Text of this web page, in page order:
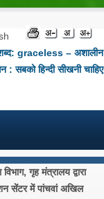
graceless – अशालीन
सबको हिन्दी सीखनी चाहिए
गृह मंत्रालय द्वारा
सेंटर में पांचवां अखिल